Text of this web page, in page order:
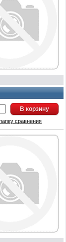
В корзину
сравнения